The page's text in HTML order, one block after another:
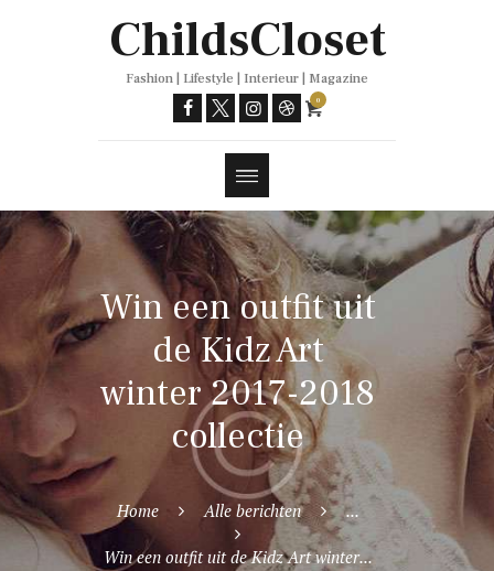
ChildsCloset
Fashion | Lifestyle | Interieur | Magazine
0
Win een outfit uit
de Kidz Art
winter 2017-2018
collectie
Home Alle berichten ...
Win een outfit uit de Kidz Art winter...